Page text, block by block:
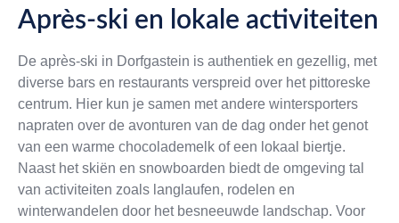
Après-ski en lokale activiteiten
De après-ski in Dorfgastein is authentiek en gezellig, met
diverse bars en restaurants verspreid over het pittoreske
centrum. Hier kun je samen met andere wintersporters
napraten over de avonturen van de dag onder het genot
van een warme chocolademelk of een lokaal biertje.
Naast het skiën en snowboarden biedt de omgeving tal
van activiteiten zoals langlaufen, rodelen en
winterwandelen door het besneeuwde landschap. Voor